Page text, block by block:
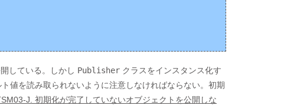
している。しかし Publisher クラスをインスタンス化す
値を読み取られないように注意しなければならない。初期
J. 初期化が完了していないオブジェクトを公開しな